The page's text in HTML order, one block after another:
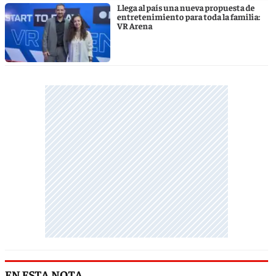
Llega al país una nueva propuesta de
entretenimiento para toda la familia:
VR Arena